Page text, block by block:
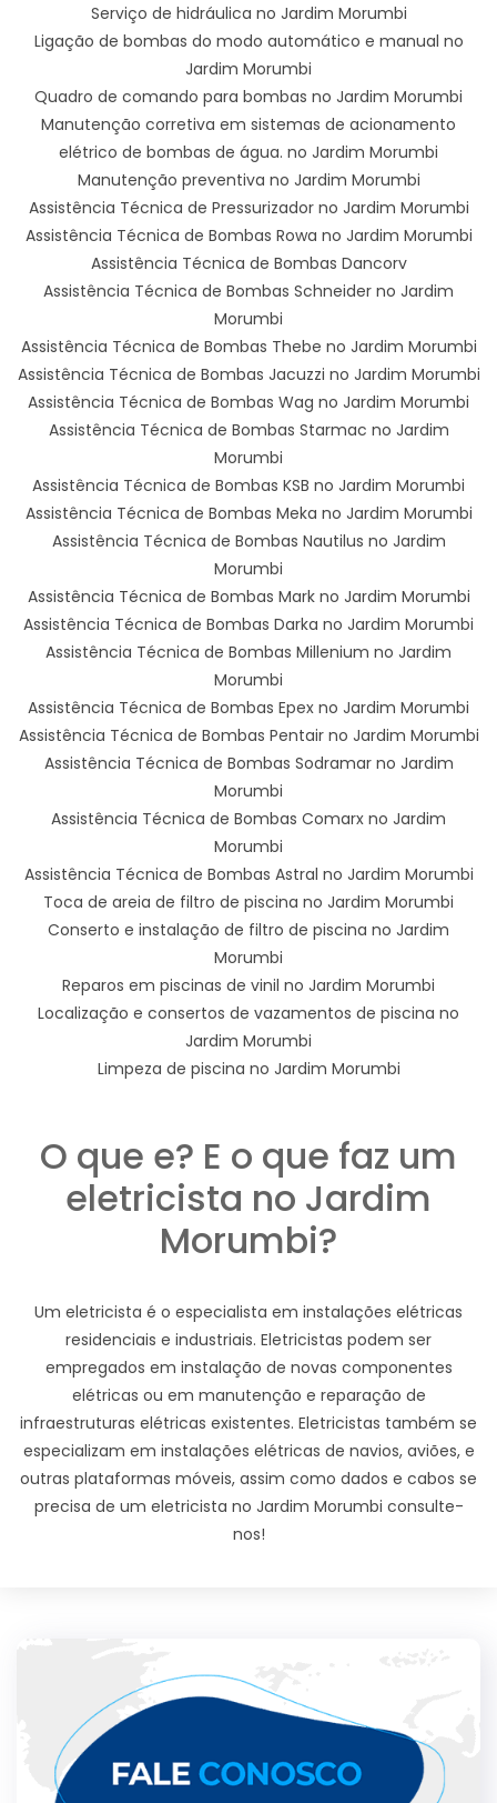
Serviço de hidráulica no Jardim Morumbi
Ligação de bombas do modo automático e manual no
Jardim Morumbi
Quadro de comando para bombas no Jardim Morumbi
Manutenção corretiva em sistemas de acionamento
elétrico de bombas de água. no Jardim Morumbi
Manutenção preventiva no Jardim Morumbi
Assistência Técnica de Pressurizador no Jardim Morumbi
Assistência Técnica de Bombas Rowa no Jardim Morumbi
Assistência Técnica de Bombas Dancorv
Assistência Técnica de Bombas Schneider no Jardim
Morumbi
Assistência Técnica de Bombas Thebe no Jardim Morumbi
Assistência Técnica de Bombas Jacuzzi no Jardim Morumbi
Assistência Técnica de Bombas Wag no Jardim Morumbi
Assistência Técnica de Bombas Starmac no Jardim
Morumbi
Assistência Técnica de Bombas KSB no Jardim Morumbi
Assistência Técnica de Bombas Meka no Jardim Morumbi
Assistência Técnica de Bombas Nautilus no Jardim
Morumbi
Assistência Técnica de Bombas Mark no Jardim Morumbi
Assistência Técnica de Bombas Darka no Jardim Morumbi
Assistência Técnica de Bombas Millenium no Jardim
Morumbi
Assistência Técnica de Bombas Epex no Jardim Morumbi
Assistência Técnica de Bombas Pentair no Jardim Morumbi
Assistência Técnica de Bombas Sodramar no Jardim
Morumbi
Assistência Técnica de Bombas Comarx no Jardim
Morumbi
Assistência Técnica de Bombas Astral no Jardim Morumbi
Toca de areia de filtro de piscina no Jardim Morumbi
Conserto e instalação de filtro de piscina no Jardim
Morumbi
Reparos em piscinas de vinil no Jardim Morumbi
Localização e consertos de vazamentos de piscina no
Jardim Morumbi
Limpeza de piscina no Jardim Morumbi
O que e? E o que faz um
eletricista no Jardim
Morumbi?
Um eletricista é o especialista em instalações elétricas
residenciais e industriais. Eletricistas podem ser
empregados em instalação de novas componentes
elétricas ou em manutenção e reparação de
infraestruturas elétricas existentes. Eletricistas também se
especializam em instalações elétricas de navios, aviões, e
outras plataformas móveis, assim como dados e cabos se
precisa de um eletricista no Jardim Morumbi consulte-
nos!